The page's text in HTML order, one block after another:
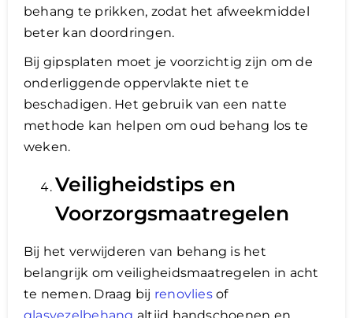
behang te prikken, zodat het afweekmiddel
beter kan doordringen.
Bij gipsplaten moet je voorzichtig zijn om de
onderliggende oppervlakte niet te
beschadigen. Het gebruik van een natte
methode kan helpen om oud behang los te
weken.
Veiligheidstips en
Voorzorgsmaatregelen
Bij het verwijderen van behang is het
belangrijk om veiligheidsmaatregelen in acht
te nemen. Draag bij renovliesof